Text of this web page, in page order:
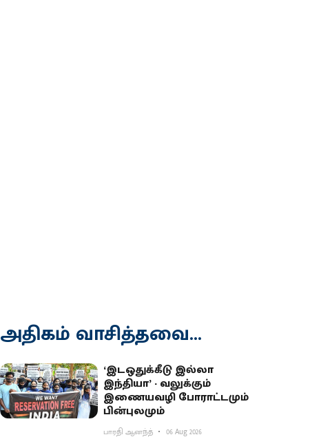
அதிகம் வாசித்தவை...
‘இடஒதுக்கீடு இல்லா
இந்தியா’ - வலுக்கும்
இணையவழி போராட்டமும்
பின்புலமும்
பாரதி ஆனந்த் 06 Aug 2026